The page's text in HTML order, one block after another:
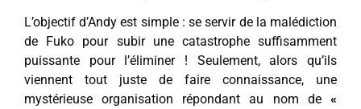
L’objectif d’Andy est simple : se servir de la malédiction
de Fuko pour subir une catastrophe suffisamment
puissante pour l’éliminer ! Seulement, alors qu’ils
viennent tout juste de faire connaissance, une
mystérieuse organisation répondant au nom de «